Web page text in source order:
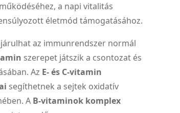
a napi vitalitás
életmód támogatásához.
az immunrendszer normál
szerepet játszik a csontozat és
Az E- és C-vitamin
segíthetnek a sejtek oxidatív
A B-vitaminok komplex